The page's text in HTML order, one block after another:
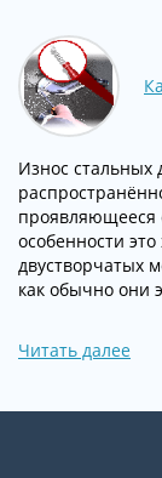
Износ стальных
проявляющееся
особенности
двустворчатых
как обычно они
Читать далее